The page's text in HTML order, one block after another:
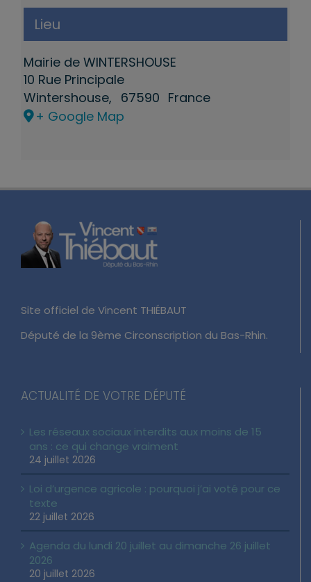
Lieu
Mairie de WINTERSHOUSE
10 Rue Principale
Wintershouse, 67590 France
+ Google Map
Site officiel de Vincent THIÉBAUT
Député de la 9ème Circonscription du Bas-Rhin.
ACTUALITÉ DE VOTRE DÉPUTÉ
Les réseaux sociaux interdits aux moins de 15
ans : ce qui change vraiment
24 juillet 2026
Loi d’urgence agricole : pourquoi j’ai voté pour ce
texte
22 juillet 2026
Agenda du lundi 20 juillet au dimanche 26 juillet
2026
20 juillet 2026